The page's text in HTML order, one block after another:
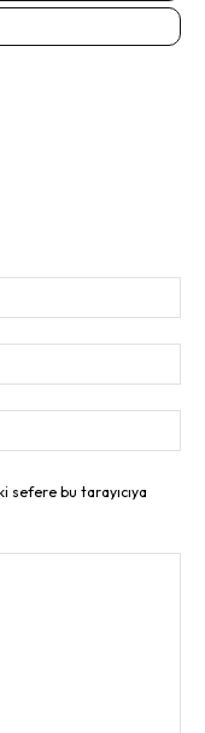
sefere bu tarayıcıya